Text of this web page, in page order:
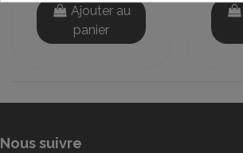
Ajouter au
panier
Nous suivre